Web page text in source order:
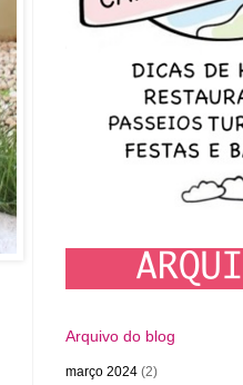
Arquivo do blog
março 2024 (2)